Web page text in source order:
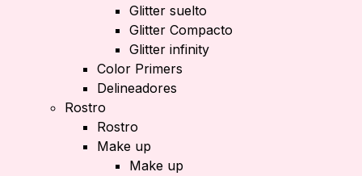
Glitter suelto
Glitter Compacto
Glitter infinity
Color Primers
Delineadores
Rostro
Rostro
Make up
Make up